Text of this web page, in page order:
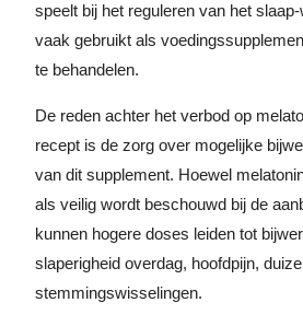
speelt bij het reguleren van het
vaak gebruikt als
te behandelen.
De reden achter het verbod op
recept is de zorg over mogelijke
van dit supplement. Hoewel
als veilig wordt beschouwd bij de
kunnen hogere doses leiden tot
slaperigheid overdag, hoofdpijn,
stemmingswisselingen.